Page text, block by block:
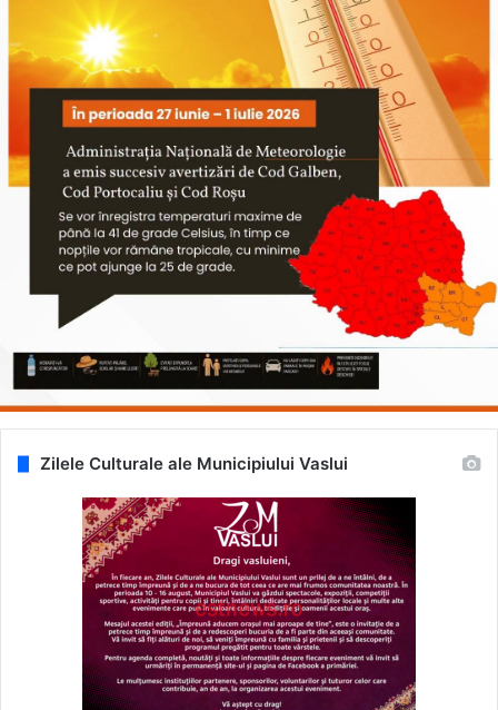
Zilele Culturale ale Municipiului Vaslui